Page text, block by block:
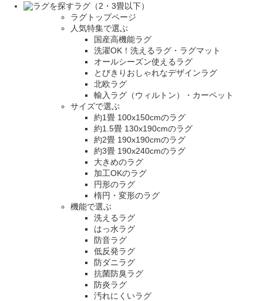
ラグ（2・3畳以下）
ラグトップページ
人気特集で選ぶ
国産高機能ラグ
洗濯OK！洗えるラグ・ラグマット
オールシーズン使えるラグ
とびきりおしゃれなデザインラグ
北欧ラグ
輸入ラグ（ウィルトン）・カーペット
サイズで選ぶ
約1畳 100x150cmのラグ
約1.5畳 130x190cmのラグ
約2畳 190x190cmのラグ
約3畳 190x240cmのラグ
大きめのラグ
加工OKのラグ
円形のラグ
楕円・変形のラグ
機能で選ぶ
洗えるラグ
はっ水ラグ
防音ラグ
低反発ラグ
防ダニラグ
抗菌防臭ラグ
防炎ラグ
汚れにくいラグ